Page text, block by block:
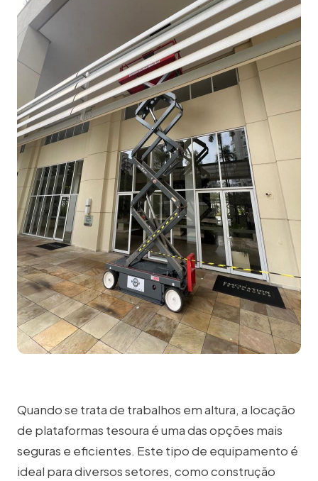
Quando se trata de trabalhos em altura, a locação
de plataformas tesoura é uma das opções mais
seguras e eficientes. Este tipo de equipamento é
ideal para diversos setores, como construção